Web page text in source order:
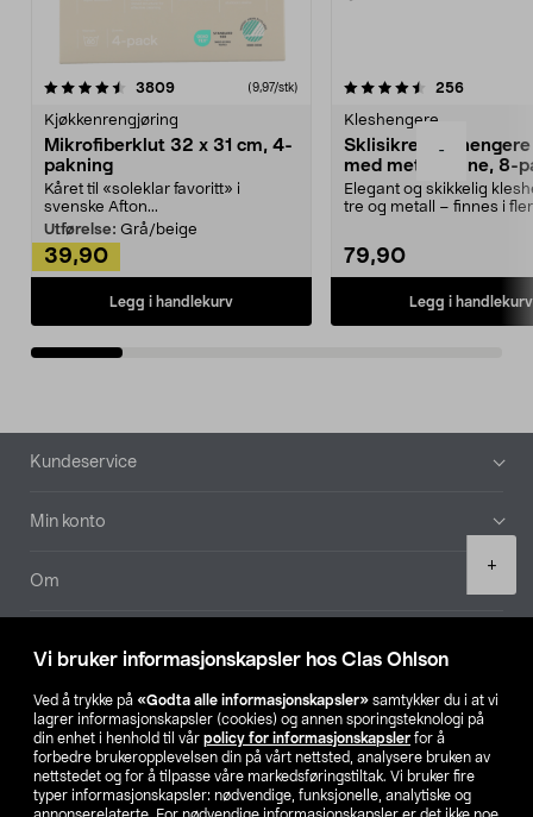
Vi bruker informasjonskapsler hos Clas Ohlson
Ved å trykke på «Godta alle informasjonskapsler» samtykker du i at vi
lagrer informasjonskapsler (cookies) og annen sporingsteknologi på
din enhet i henhold til vår policy for informasjonskapsler for å
forbedre brukeropplevelsen din på vårt nettsted, analysere bruken av
nettstedet og for å tilpasse våre markedsføringstiltak. Vi bruker fire
typer informasjonskapsler: nødvendige, funksjonelle, analytiske og
-
+
3809anmeldelser(9,97/stk)
Kjøkkenrengjøring
Mikrofiberklut 32 x 31 cm, 4-
pakning
Kåret til «soleklar favoritt» i
svenske Afton...
Utførelse: Grå/beige
39,90
Legg i handlekurv
4.5av 5 stjerner 256
Kleshengere
Sklisikre
med metallpinne, 8-
Elegant og skikkelig
tre og metall – finnes i
79,90
Legg i handlekurv
4.5av 5 stjerner
Bunntekst
Kundeservice
Min konto
Om
Våre selskaper
Finn din butikk